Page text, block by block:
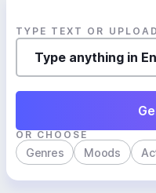
TYPE TEXT OR
OR CHOOSE
Genres Moods